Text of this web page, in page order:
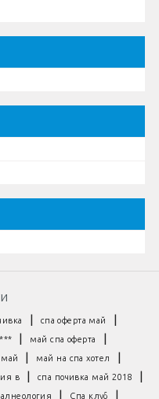
| спа оферта май |
| май спа оферта |
май | май на спа хотел |
в| спа почивка май 2018 |
| Спа клуб |